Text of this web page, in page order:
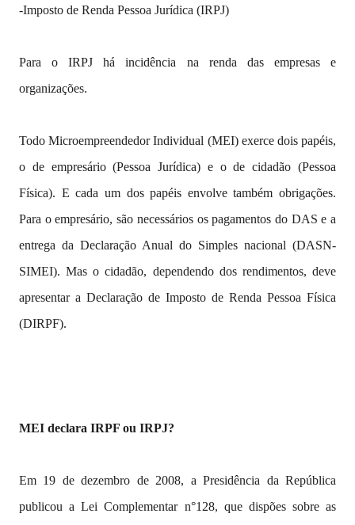
-Imposto de Renda Pessoa Jurídica (IRPJ)
Para o IRPJ há incidência na renda das empresas e
organizações.
Todo Microempreendedor Individual (MEI) exerce dois papéis,
o de empresário (Pessoa Jurídica) e o de cidadão (Pessoa
Física). E cada um dos papéis envolve também obrigações.
Para o empresário, são necessários os pagamentos do DAS e a
entrega da Declaração Anual do Simples nacional (DASN-
SIMEI). Mas o cidadão, dependendo dos rendimentos, deve
apresentar a Declaração de Imposto de Renda Pessoa Física
(DIRPF).
MEI declara IRPF ou IRPJ?
Em 19 de dezembro de 2008, a Presidência da República
publicou a Lei Complementar n°128, que dispões sobre as